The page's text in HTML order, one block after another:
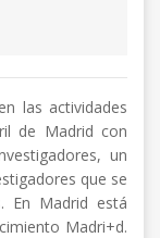
las actividades
de Madrid con
un
que se
En Madrid está
Madri+d.